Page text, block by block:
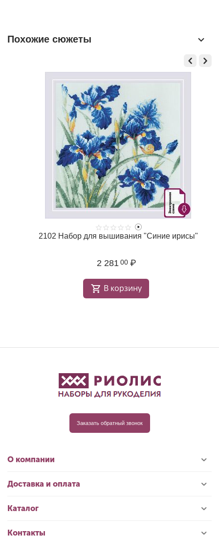
Похожие сюжеты
2102 Набор для вышивания "Синие ирисы"
2 281 00 ₽
В корзину
Заказать обратный звонок
О компании
Доставка и оплата
Каталог
Контакты